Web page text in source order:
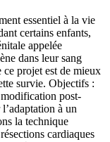
essentiel à la vie
certains enfants,
appelée
dans leur sang
projet est de mieux
survie. Objectifs :
post-
à un
la technique
cardiaques